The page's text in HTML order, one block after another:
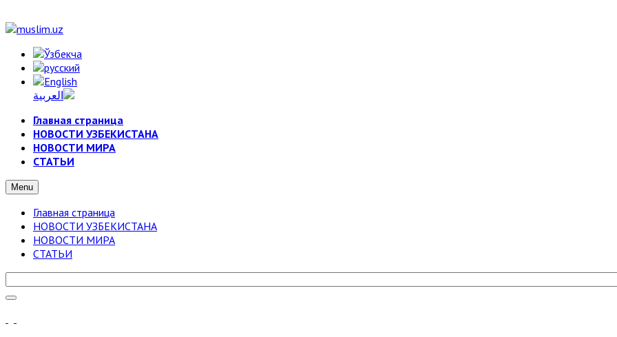
Главная страница
НОВОСТИ УЗБЕКИСТАНА
НОВОСТИ МИРА
СТАТЬИ
Menu
Главная страница
НОВОСТИ УЗБЕКИСТАНА
НОВОСТИ МИРА
СТАТЬИ